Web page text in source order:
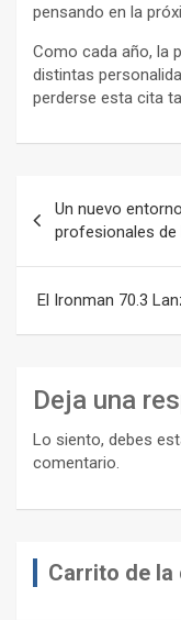
pensando en la
Como cada año, la
distintas
perderse esta cita
de
entradas
Un nuevo
profesionales de
El Ironman 70.3
Deja una
Lo siento, debes
comentario.
Carrito de la